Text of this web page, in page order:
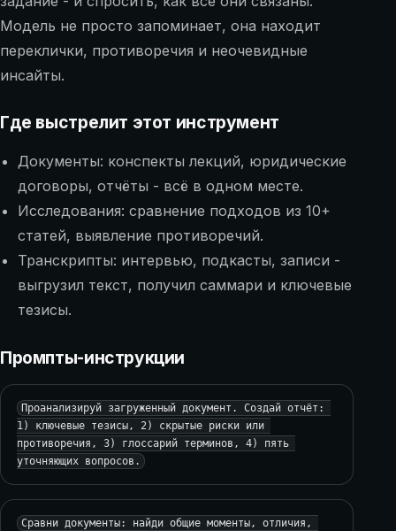
Модель не просто запоминает, она находит
переклички, противоречия и неочевидные
инсайты.
Где выстрелит этот инструмент
Документы: конспекты лекций, юридические
договоры, отчёты - всё в одном месте.
Исследования: сравнение подходов из 10+
статей, выявление противоречий.
Транскрипты: интервью, подкасты, записи -
выгрузил текст, получил саммари и ключевые
тезисы.
Промпты-инструкции
Проанализируй загруженный документ. Создай отчёт:
1) ключевые тезисы, 2) скрытые риски или
противоречия, 3) глоссарий терминов, 4) пять
уточняющих вопросов.
Сравни документы: найди общие моменты, отличия,